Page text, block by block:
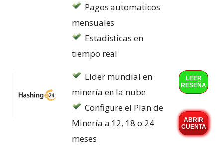
Pagos automaticos
mensuales
Estadisticas en
tiempo real
Líder mundial en
minería en la nube
Configure el Plan de
Minería a 12, 18 o 24
meses
LEER
RESEÑA
ABRIR
CUENTA